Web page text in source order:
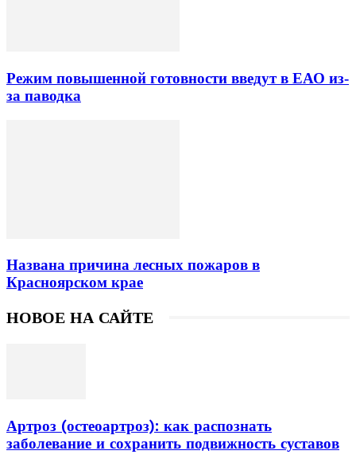
Режим повышенной готовности введут в ЕАО из-
за паводка
Названа причина лесных пожаров в
Красноярском крае
НОВОЕ НА САЙТЕ
Артроз (остеоартроз): как распознать
заболевание и сохранить подвижность суставов